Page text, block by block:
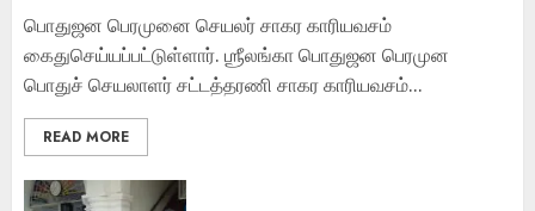
பொதுஜன பெரமுனை செயலர் சாகர காரியவசம்
கைதுசெய்யப்பட்டுள்ளார். ஶ்ரீலங்கா பொதுஜன பெரமுன
பொதுச் செயலாளர் சட்டத்தரணி சாகர காரியவசம்...
READ MORE